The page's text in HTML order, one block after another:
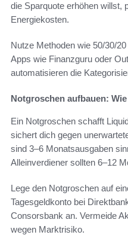
die Sparquote erhöhen willst,
Energiekosten.
Nutze Methoden wie 50/30/
Apps wie Finanzguru oder
automatisieren die
Notgroschen aufbauen:
Ein Notgroschen schafft
sichert dich gegen
sind 3–6 Monatsausgaben
Alleinverdiener sollten 6–12
Lege den Notgroschen auf
Tagesgeldkonto bei
Consorsbank an. Vermeide
wegen Marktrisiko.